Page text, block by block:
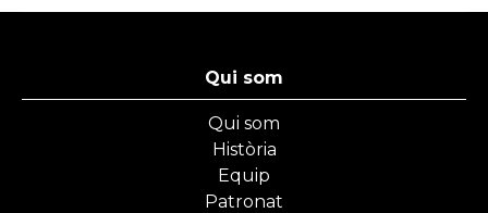
Qui som
Qui som
Història
Equip
Patronat